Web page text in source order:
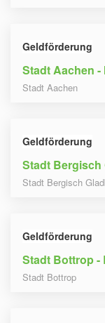
Geldförderung
Stadt Aachen
Stadt Aachen
Geldförderung
Stadt Bergisch
Stadt Bergisch
Geldförderung
Stadt Bottrop -
Stadt Bottrop